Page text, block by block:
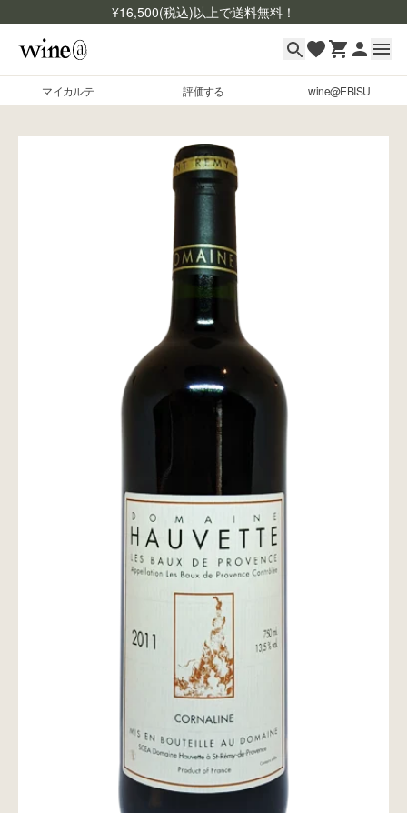
¥16,500(税込)以上で送料無料！
マイカルテ 評価する wine@EBISU
マイカルテ
wine@とは